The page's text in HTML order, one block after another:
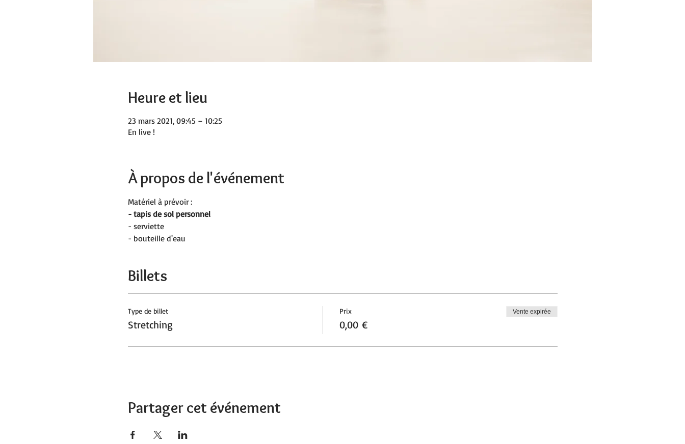
Heure et lieu
23 mars 2021, 09:45 – 10:25
En live !
À propos de l'événement
Matériel à prévoir :
- tapis de sol personnel
- serviette
- bouteille d'eau
Billets
Type de billet
Stretching
Prix
0,00 €
Vente expirée
Partager cet événement